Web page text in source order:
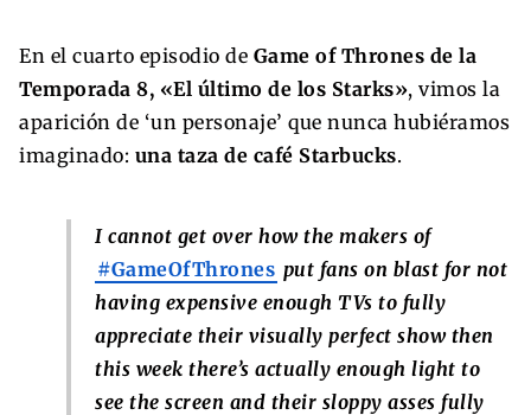
En el cuarto episodio de Game of Thrones de la
Temporada 8, «El último de los Starks», vimos la
aparición de ‘un personaje’ que nunca hubiéramos
imaginado: una taza de café Starbucks.
I cannot get over how the makers of
#GameOfThrones put fans on blast for not
having expensive enough TVs to fully
appreciate their visually perfect show then
this week there’s actually enough light to
see the screen and their sloppy asses fully